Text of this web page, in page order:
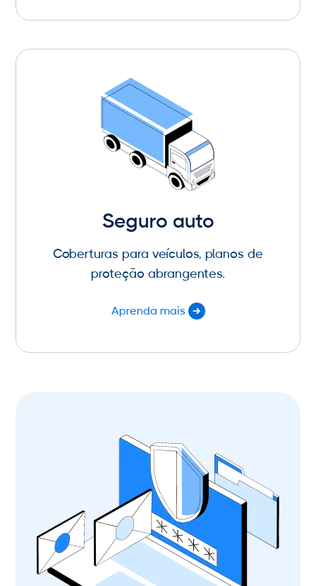
Seguro auto
Coberturas para veículos, planos de
proteção abrangentes.
Aprenda mais